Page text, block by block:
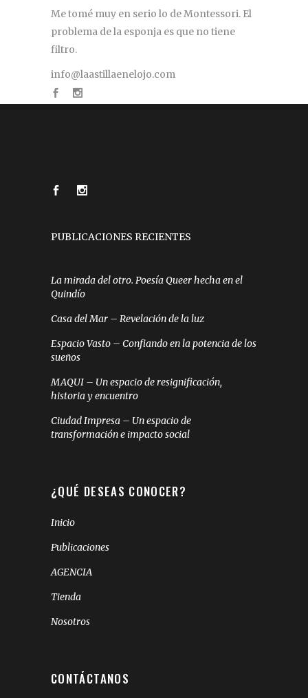
Me tomé muy en serio lo de Montessori. El
problema de la esponja es que no tiene
filtro.
info@laastillaenelojo.com
PUBLICACIONES RECIENTES
La mirada del otro. Poesía Queer hecha en el
Quindío
Casa del Mar – Revelación de la luz
Espacio Vasto – Confiando en la potencia de los
sueños
MAQUI – Un espacio de resignificación,
historia y encuentro
Ciudad Impresa – Un espacio de
transformación e impacto social
¿QUÉ DESEAS CONOCER?
Inicio
Publicaciones
AGENCIA
Tienda
Nosotros
CONTÁCTANOS